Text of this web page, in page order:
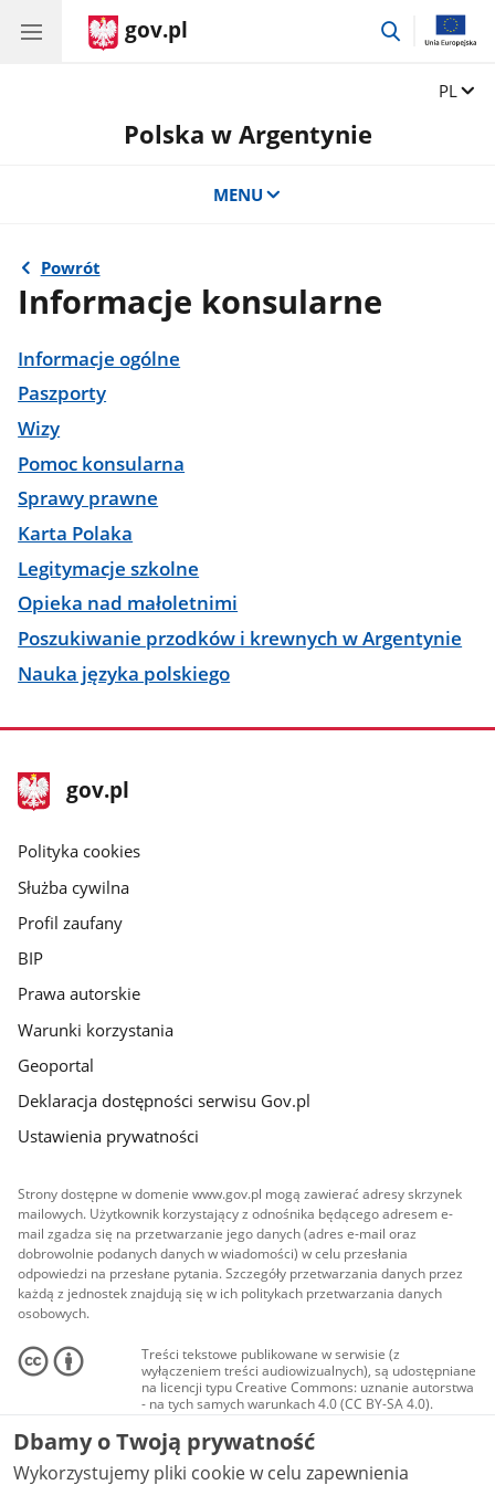
gov.pl
przejdź
Zmień
PL
Polska w Argentynie
MENU
Powrót
Informacje konsularne
Informacje ogólne
Paszporty
Wizy
Pomoc konsularna
Sprawy prawne
Karta Polaka
Legitymacje szkolne
Opieka nad małoletnimi
Poszukiwanie przodków i krewnych w Argentynie
Nauka języka polskiego
stopka
gov.pl
Strona
gov.pl
gov.pl
Polityka cookies
Służba cywilna
Profil zaufany
BIP
Prawa autorskie
Warunki korzystania
Geoportal
Deklaracja dostępności serwisu Gov.pl
Ustawienia prywatności
Strony dostępne w domenie www.gov.pl mogą zawierać adresy skrzynek
mailowych. Użytkownik korzystający z odnośnika będącego adresem e-
mail zgadza się na przetwarzanie jego danych (adres e-mail oraz
dobrowolnie podanych danych w wiadomości) w celu przesłania
odpowiedzi na przesłane pytania. Szczegóły przetwarzania danych przez
każdą z jednostek znajdują się w ich politykach przetwarzania danych
osobowych.
Treści tekstowe publikowane w serwisie (z
wyłączeniem treści audiowizualnych), są udostępniane
na licencji typu Creative Commons: uznanie autorstwa
- na tych samych warunkach 4.0 (CC BY-SA 4.0).
Materiały audiowizualne, w tym zdjęcia, materiały
audio i wideo, są udostępniane na licencji typu
Creative Commons: uznanie autorstwa użycie
niekomercyjne - bez utworów zależnych 4.0 (CC BY-
Dbamy o Twoją prywatność
Wykorzystujemy pliki cookie w celu zapewnienia